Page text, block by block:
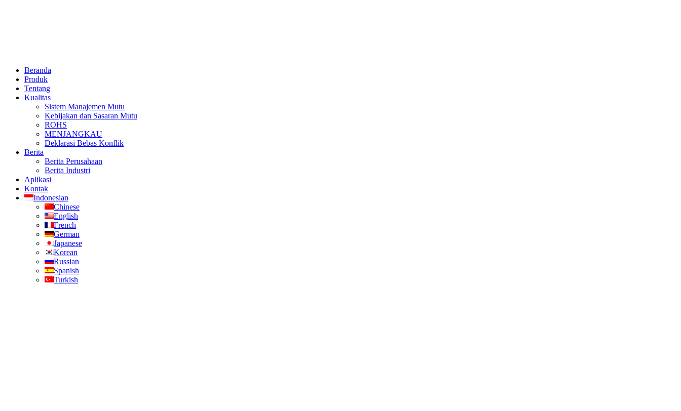
Beranda
Produk
Tentang
Kualitas
Sistem Manajemen Mutu
Kebijakan dan Sasaran Mutu
ROHS
MENJANGKAU
Deklarasi Bebas Konflik
Berita
Berita Perusahaan
Berita Industri
Aplikasi
Kontak
Indonesian
Chinese
English
French
German
Japanese
Korean
Russian
Spanish
Turkish